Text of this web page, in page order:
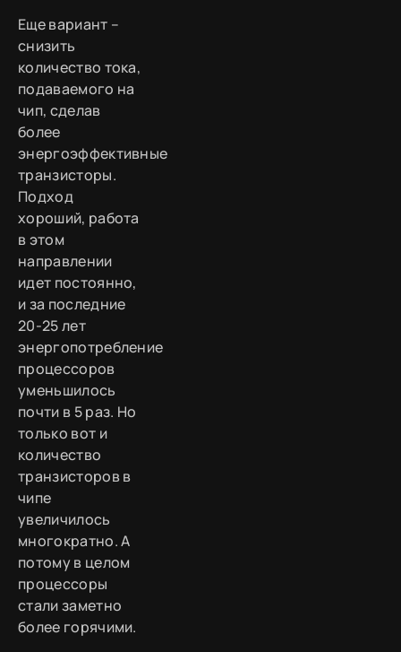
Еще вариант –
снизить
количество тока,
подаваемого на
чип, сделав
более
энергоэффективные
транзисторы.
Подход
хороший, работа
в этом
направлении
идет постоянно,
и за последние
20-25 лет
энергопотребление
процессоров
уменьшилось
почти в 5 раз. Но
только вот и
количество
транзисторов в
чипе
увеличилось
многократно. А
потому в целом
процессоры
стали заметно
более горячими.